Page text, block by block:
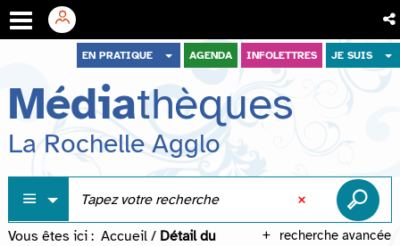
menu
contenu
recherche
EN PRATIQUE AGENDA INFOLETTRES JE SUIS
Médiathèques
La Rochelle Agglo
recherche avancée
Vous êtes ici : Accueil / Détail du